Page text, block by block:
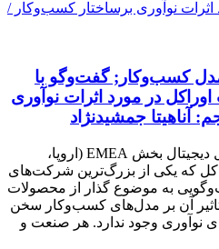
کسب‌و‌کار; گفت‌وگو با
در مورد اثرات نوآوری
آناهیتا جمشیدنژاد
مایکل بدنار- برندت، رئیس تحول دیجیتال بخش EMEA (اروپا،
که یکی از بزرگ‌ترین شرکت‌های
به موضوع گذار از محصولات
آن بر مدل‌های کسب‌و‌کار سخن
نوآوری وجود ندارد. هر صنعت و